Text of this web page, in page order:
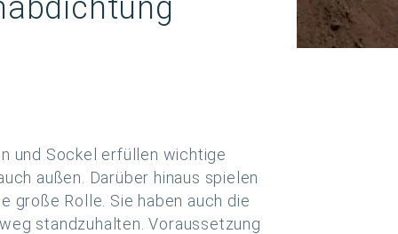
und Sockel erfüllen wichtige
außen. Darüber hinaus spielen
große Rolle. Sie haben auch die
standzuhalten. Voraussetzung